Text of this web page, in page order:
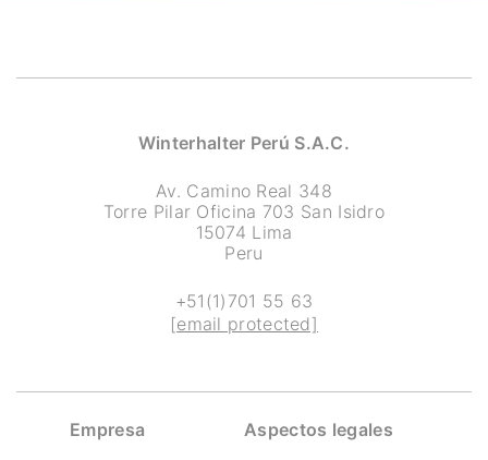
Winterhalter Perú S.A.C.
Av. Camino Real 348
Torre Pilar Oficina 703 San Isidro
15074 Lima
Peru
+51(1)701 55 63
[email protected]
Empresa Aspectos legales